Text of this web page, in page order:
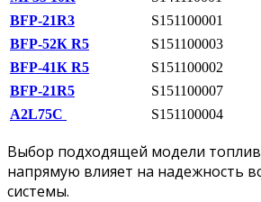
BFP-21R3
S151100001
BFP-52К R5
S151100003
BFP-41К R5
S151100002
BFP-21R5
S151100007
A2L75C
S151100004
Выбор подходящей модели
напрямую влияет на надежность
системы.